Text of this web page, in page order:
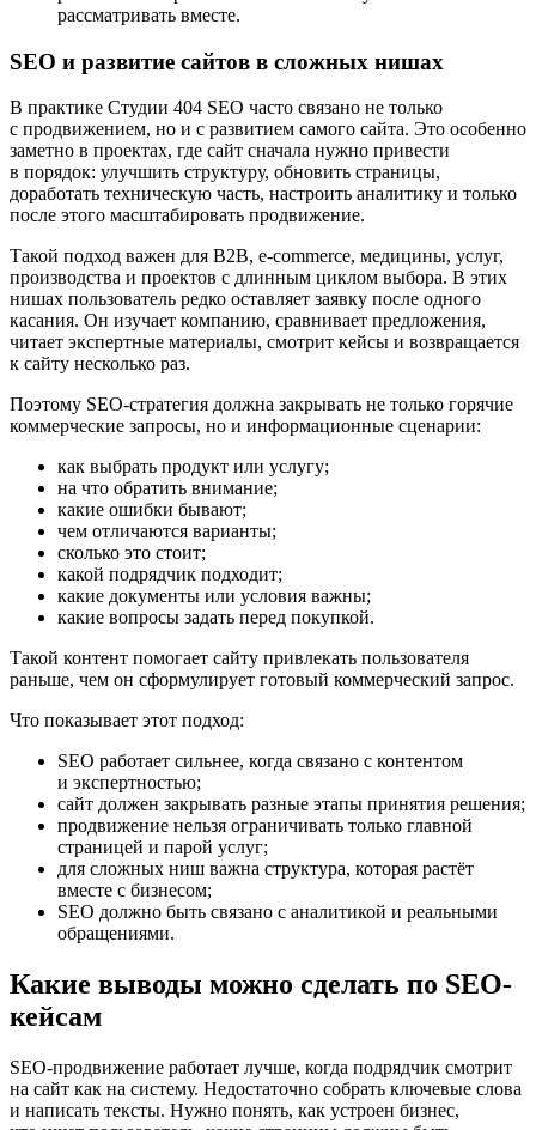
рассматривать вместе.
SEO и развитие сайтов в сложных нишах
В практике Студии 404 SEO часто связано не только
с продвижением, но и с развитием самого сайта. Это особенно
заметно в проектах, где сайт сначала нужно привести
в порядок: улучшить структуру, обновить страницы,
доработать техническую часть, настроить аналитику и только
после этого масштабировать продвижение.
Такой подход важен для B2B, e-commerce, медицины, услуг,
производства и проектов с длинным циклом выбора. В этих
нишах пользователь редко оставляет заявку после одного
касания. Он изучает компанию, сравнивает предложения,
читает экспертные материалы, смотрит кейсы и возвращается
к сайту несколько раз.
Поэтому SEO-стратегия должна закрывать не только горячие
коммерческие запросы, но и информационные сценарии:
как выбрать продукт или услугу;
на что обратить внимание;
какие ошибки бывают;
чем отличаются варианты;
сколько это стоит;
какой подрядчик подходит;
какие документы или условия важны;
какие вопросы задать перед покупкой.
Такой контент помогает сайту привлекать пользователя
раньше, чем он сформулирует готовый коммерческий запрос.
Что показывает этот подход:
SEO работает сильнее, когда связано с контентом
и экспертностью;
сайт должен закрывать разные этапы принятия решения;
продвижение нельзя ограничивать только главной
страницей и парой услуг;
для сложных ниш важна структура, которая растёт
вместе с бизнесом;
SEO должно быть связано с аналитикой и реальными
обращениями.
Какие выводы можно сделать по SEO-
кейсам
SEO-продвижение работает лучше, когда подрядчик смотрит
на сайт как на систему. Недостаточно собрать ключевые слова
и написать тексты. Нужно понять, как устроен бизнес,